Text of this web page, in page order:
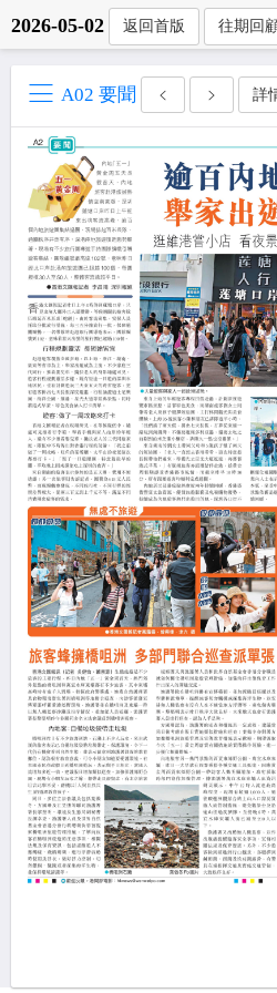
2026-05-02 返回首版 往期回
A02 要聞 詳